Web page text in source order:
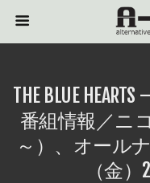
THE BLUE
番組情報／ニ
～）、オール
（金